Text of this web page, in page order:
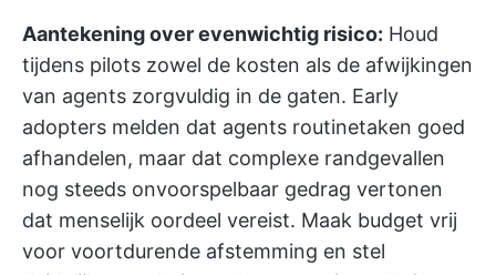
Aantekening over evenwichtig risico: Houd
tijdens pilots zowel de kosten als de afwijkingen
van agents zorgvuldig in de gaten. Early
adopters melden dat agents routinetaken goed
afhandelen, maar dat complexe randgevallen
nog steeds onvoorspelbaar gedrag vertonen
dat menselijk oordeel vereist. Maak budget vrij
voor voortdurende afstemming en stel